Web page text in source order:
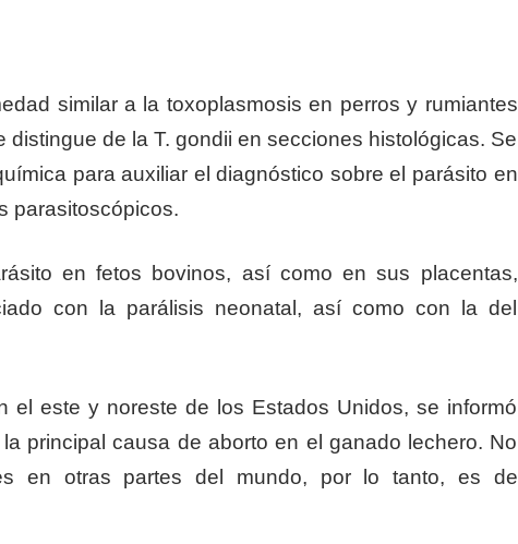
similar a la toxoplasmosis en perros y rumiantes
de la T. gondii en secciones histológicas. Se
para auxiliar el diagnóstico sobre el parásito en
parasitoscópicos.
en fetos bovinos, así como en sus placentas,
con la parálisis neonatal, así como con la del
el este y noreste de los Estados Unidos, se informó
principal causa de aborto en el ganado lechero. No
en otras partes del mundo, por lo tanto, es de